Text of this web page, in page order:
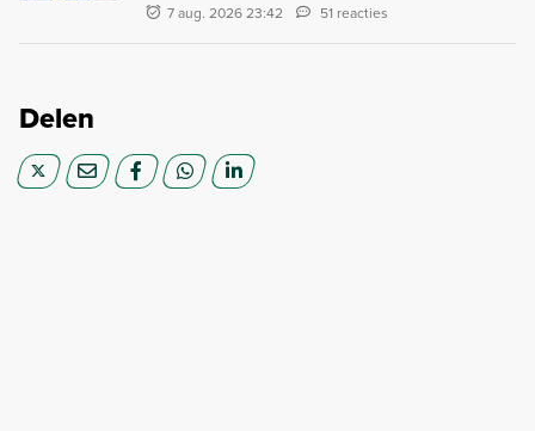
7 aug. 2026 23:42 51 reacties
Delen